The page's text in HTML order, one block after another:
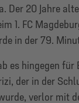
Der 20 Jahre
1. FC
in der 79.
es hingegen für
der in der
verlor mit